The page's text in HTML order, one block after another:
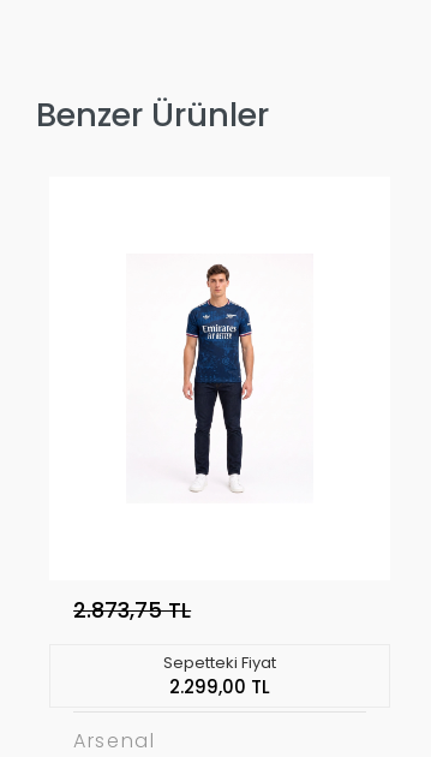
Benzer Ürünler
2.873,75 TL
Sepetteki Fiyat
2.299,00 TL
Arsenal